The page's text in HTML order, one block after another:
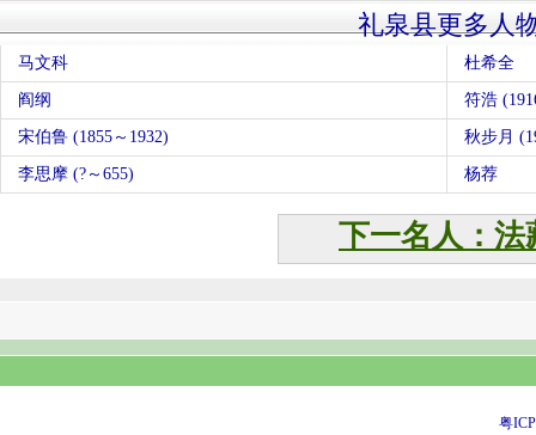
礼泉县更多人
马文科 杜希全
阎纲 符浩
宋伯鲁 (1855～1932) 秋步月
李思摩 (?～655) 杨荐
下一名人：法
粤